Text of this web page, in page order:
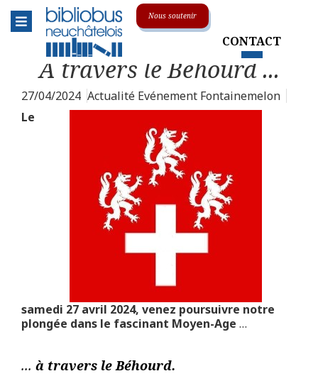
Menu
Le réseau Toggle submenu
L'association
La centrale
Animations & événements
Soutenir le Bibliobus
Toggle submenu
Nous soutenir
CONTACT
À travers le Béhourd ...
27/04/2024 Actualité Evénement Fontainemelon
Le
samedi 27 avril 2024, venez poursuivre notre
plongée dans le fascinant Moyen-Age …
... à travers le Béhourd.